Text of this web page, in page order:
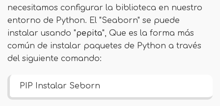
necesitamos configurar la biblioteca en nuestro
entorno de Python. El "Seaborn" se puede
instalar usando "pepita", Que es la forma más
común de instalar paquetes de Python a través
del siguiente comando:
PIP Instalar Seborn